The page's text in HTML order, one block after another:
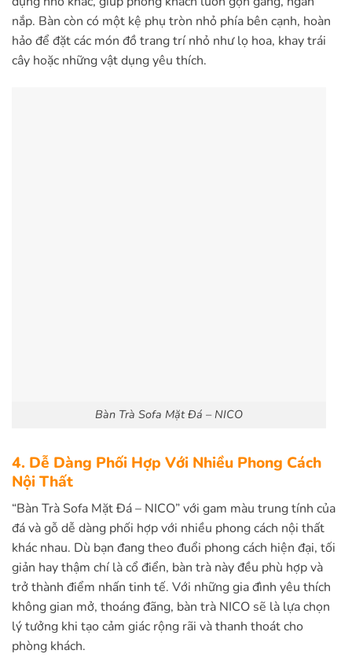
nắp. Bàn còn có một kệ phụ tròn nhỏ phía bên cạnh, hoàn
hảo để đặt các món đồ trang trí nhỏ như lọ hoa, khay trái
cây hoặc những vật dụng yêu thích.
Bàn Trà Sofa Mặt Đá – NICO
4. Dễ Dàng Phối Hợp Với Nhiều Phong Cách
Nội Thất
“Bàn Trà Sofa Mặt Đá – NICO” với gam màu trung tính của
đá và gỗ dễ dàng phối hợp với nhiều phong cách nội thất
khác nhau. Dù bạn đang theo đuổi phong cách hiện đại, tối
giản hay thậm chí là cổ điển, bàn trà này đều phù hợp và
trở thành điểm nhấn tinh tế. Với những gia đình yêu thích
không gian mở, thoáng đãng, bàn trà NICO sẽ là lựa chọn
lý tưởng khi tạo cảm giác rộng rãi và thanh thoát cho
phòng khách.